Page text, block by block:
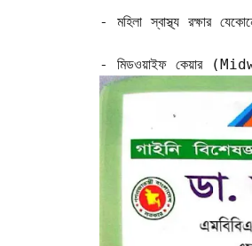
- মহিলা স্বাস্থ্য রক্ষার
- মিডওয়াইফ কেয়ার